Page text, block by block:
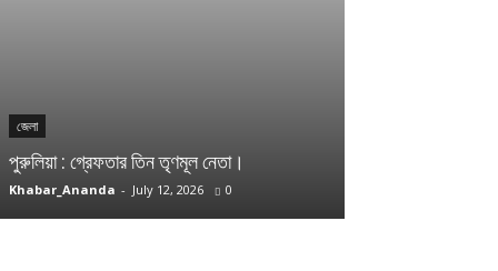
জেলা
পুরুলিয়া : গ্রেফতার তিন তৃণমূল নেতা।
Khabar_Ananda - July 12, 2026 0